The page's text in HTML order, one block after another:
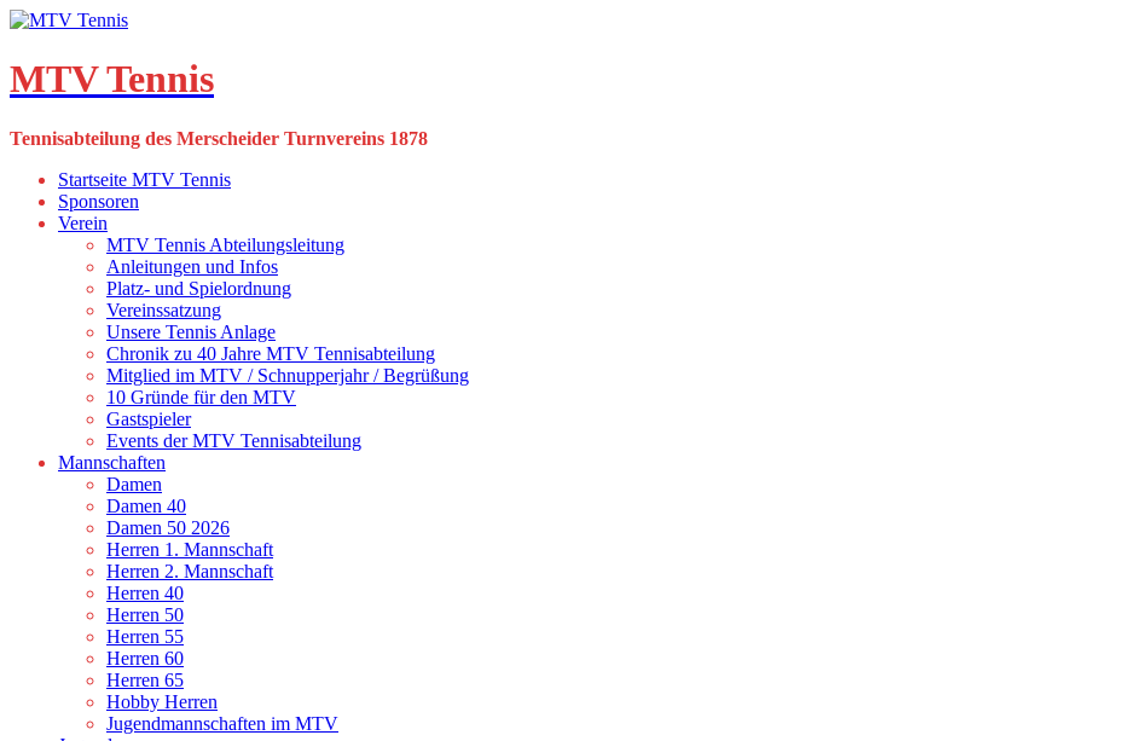
Skip
content
MTV Tennis
Tennisabteilung des Merscheider Turnvereins 1878
Startseite MTV Tennis
Sponsoren
Verein
MTV Tennis Abteilungsleitung
Anleitungen und Infos
Platz- und Spielordnung
Vereinssatzung
Unsere Tennis Anlage
Chronik zu 40 Jahre MTV Tennisabteilung
Mitglied im MTV / Schnupperjahr / Begrüßung
10 Gründe für den MTV
Gastspieler
Events der MTV Tennisabteilung
Mannschaften
Damen
Damen 40
Damen 50 2026
Herren 1. Mannschaft
Herren 2. Mannschaft
Herren 40
Herren 50
Herren 55
Herren 60
Herren 65
Hobby Herren
Jugendmannschaften im MTV